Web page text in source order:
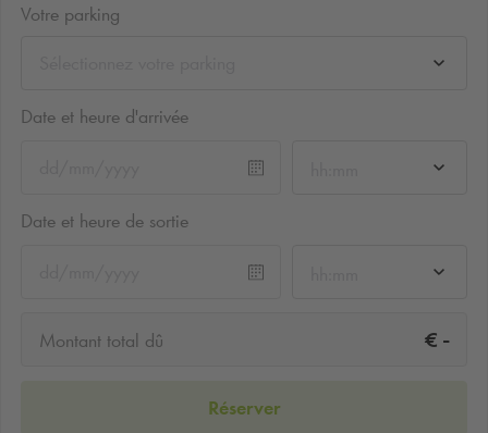
Votre parking
Date et heure d'arrivée
Date et heure de sortie
Montant total dû € -
Réserver